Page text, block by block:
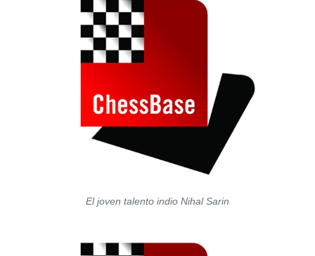
El joven talento indio Nihal Sarin